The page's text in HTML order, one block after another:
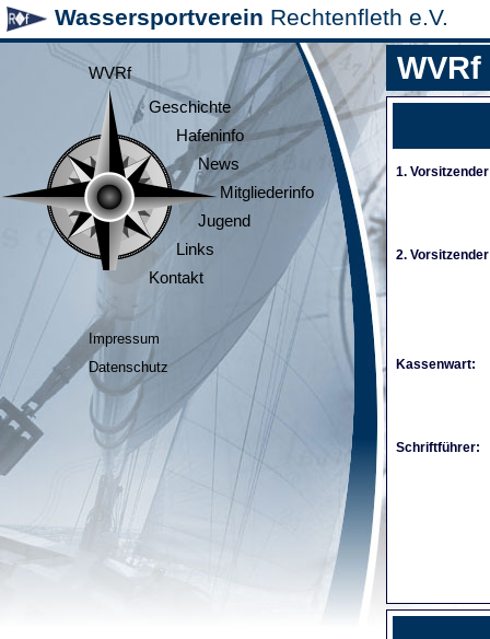
Wassersportverein Rechtenfleth e.V.
WVRf
Geschichte
Hafeninfo
News
Mitgliederinfo
Jugend
Links
Kontakt
Impressum
Datenschutz
WVRf
1.
2.
Kassenwart:
Schriftführer: